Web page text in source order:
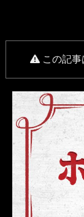
この記